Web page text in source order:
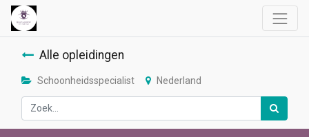
Alle opleidingen
Schoonheidsspecialist Nederland